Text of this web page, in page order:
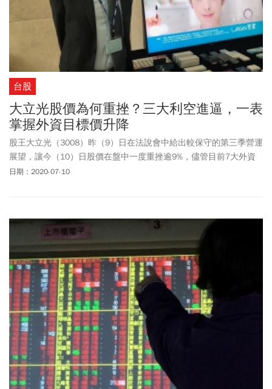
台股
大立光股價為何重挫？三大利空進逼，一表
掌握外資目標價升降
股王大立光（3008）昨（9）日在法說會中給出較保守的第三季營運
展望，讓今（10）日股價在盤中一度重挫逾9%，儘管目前7大外資
都還是給大立光買進、優於大盤或加碼的評等，但多位外資分析師
日期：2020-07-10